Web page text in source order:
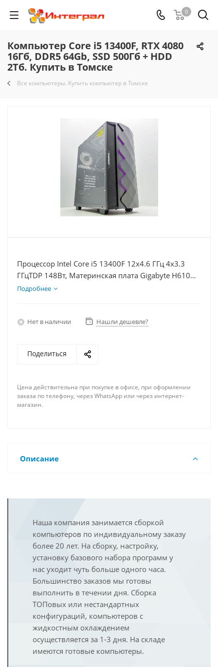
0
Компьютер Core i5 13400F, RTX 4080
16Гб, DDR5 64Gb, SSD 500Гб + HDD
2Тб. Купить в Томске
Все компьютеры. Купить компьютер в Томске
Процессор Intel Core i5 13400F 12x4.6 ГГц 4x3.3
ГГцTDP 148Вт, Материнская плата Gigabyte H610M
S2H V2, Видеокарта RTX 4080 16Гб, Память
Подробнее
Нет в наличии Нашли дешевле?
Поделиться
Цена действительна при покупке в офисе, при оформлении
заказа по телефону, через WhatsApp или через интернет-
магазин.
Описание
Наша компания занимается сборкой
компьютеров по индивидуальному заказу
более 20 лет. На сборку, настройку,
установку базового набора программ у
нас уходит чуть больше одного часа.
Большинство заказов мы готовы
выполнить в течении дня. Сборка
ТОПовых или нестандартных
конфигураций, компьютеров с
жидкостным охлаждением
осуществляется за 1-3 дня. На складе
имеются готовые компьютеры.